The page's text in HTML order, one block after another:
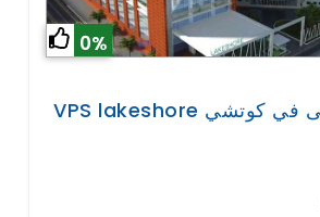
0%
VPS lakeshore افضل مستشفى في كوتشي